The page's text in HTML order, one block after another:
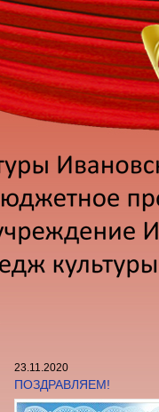
23.11.2020
ПОЗДРАВЛЯЕМ!